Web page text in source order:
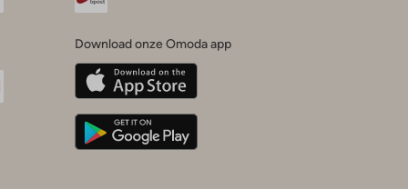
Download onze Omoda app